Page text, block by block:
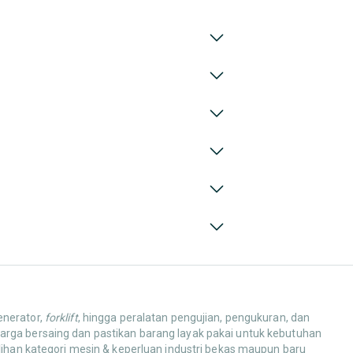
forklift, hingga peralatan pengujian, pengukuran, dan
bersaing dan pastikan barang layak pakai untuk kebutuhan
kategori mesin & keperluan industri bekas maupun baru